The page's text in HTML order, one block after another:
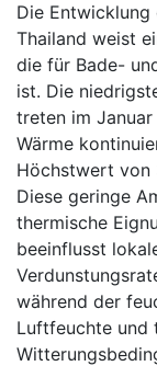
Die
Thailand weist
die für Bade-
ist. Die
treten im
Wärme
Höchstwert von
Diese geringe
thermische
beeinflusst
während der
Luftfeuchte und